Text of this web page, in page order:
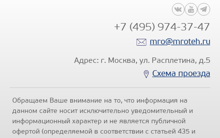
+7 (495) 974-37-47
mro@mroteh.ru
Адрес: г. Москва, ул. Расплетина, д.5
Схема проезда
Обращаем Ваше внимание на то, что информация на
данном сайте носит исключительно уведомительный и
информационный характер и не является публичной
офертой (определяемой в соответствии с статьей 435 и